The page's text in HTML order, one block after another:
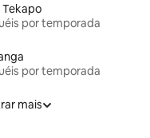
Tekapo
por temporada
por temporada
mais